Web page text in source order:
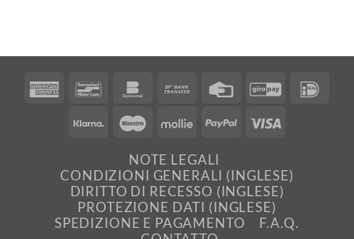
AmericanBancontactBankomat
Bank
CreditGiroPay
Klarna MaestroMolliePayPal
NOTE LEGALI
CONDIZIONI GENERALI (INGLESE)
DIRITTO DI RECESSO (INGLESE)
PROTEZIONE DATI (INGLESE)
SPEDIZIONE E PAGAMENTO
F.A.Q.